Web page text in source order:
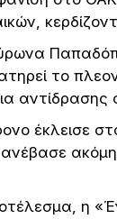
το
αντίδρασης
έκλεισε
η